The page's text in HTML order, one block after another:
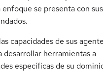
se presenta con sus
capacidades de sus
desarrollar herramientas a
específicas de su